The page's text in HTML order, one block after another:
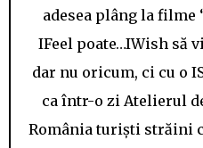
adesea plâng la filme
IFeel poate…IWish să
dar nu oricum, ci cu o
ca într-o zi Atelierul
România turiști străini